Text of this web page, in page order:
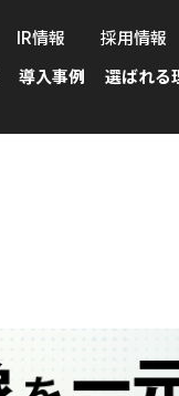
IR情報
採用情報
導入事例 選ばれる